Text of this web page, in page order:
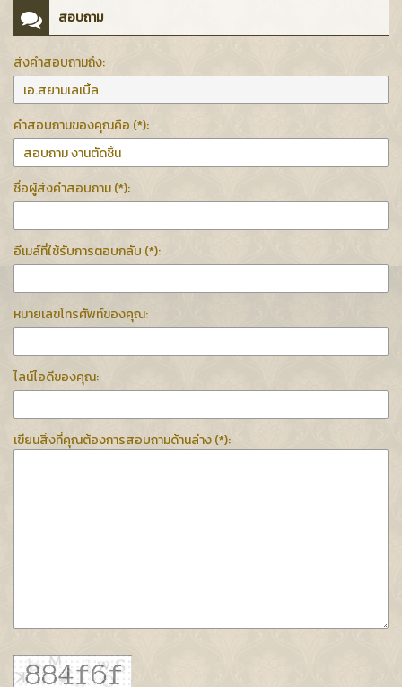
สอบถาม
ส่งคำสอบถามถึง:
คำสอบถามของคุณคือ (*):
ชื่อผู้ส่งคำสอบถาม (*):
อีเมล์ที่ใช้รับการตอบกลับ (*):
หมายเลขโทรศัพท์ของคุณ:
ไลน์ไอดีของคุณ:
เขียนสิ่งที่คุณต้องการสอบถามด้านล่าง (*):